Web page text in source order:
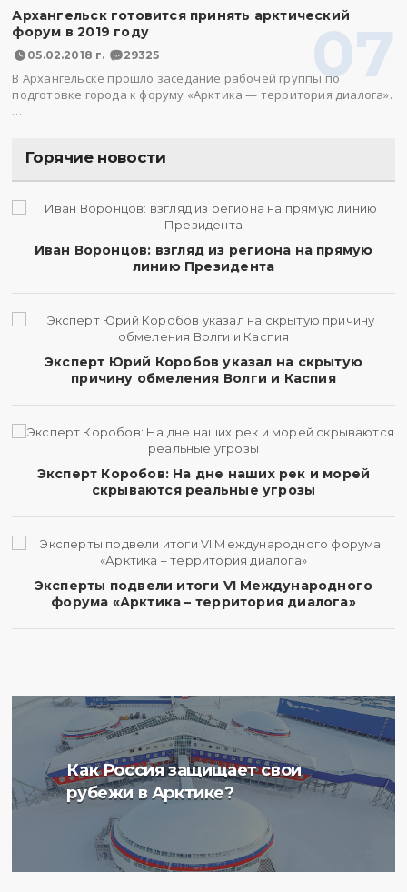
07
Архангельск готовится принять арктический
форум в 2019 году
05.02.2018 г. 29325
В Архангельске прошло заседание рабочей группы по
подготовке города к форуму «Арктика — территория диалога».
…
Горячие новости
Иван Воронцов: взгляд из региона на прямую
линию Президента
Эксперт Юрий Коробов указал на скрытую
причину обмеления Волги и Каспия
Эксперт Коробов: На дне наших рек и морей
скрываются реальные угрозы
Эксперты подвели итоги VI Международного
форума «Арктика – территория диалога»
Как Россия защищает свои
рубежи в Арктике?
Ученые Арктического
плавучего университета
радиоактивности донных
отложений в Баренцевом